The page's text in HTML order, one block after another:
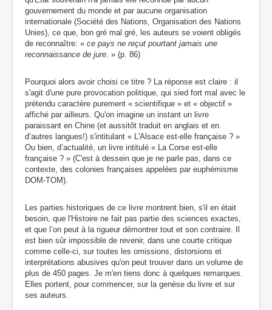
gouvernement du monde et par aucune organisation
internationale (Société des Nations, Organisation des Nations
Unies), ce que, bon gré mal gré, les auteurs se voient obligés
de reconnaître: « ce pays ne reçut pourtant jamais une
reconnaissance de jure. » (p. 86)
Pourquoi alors avoir choisi ce titre ? La réponse est claire : il
s'agit d'une pure provocation politique, qui sied fort mal avec le
prétendu caractère purement « scientifique » et « objectif »
affiché par ailleurs. Qu'on imagine un instant un livre
paraissant en Chine (et aussitôt traduit en anglais et en
d’autres langues!) s'intitulant « L'Alsace est-elle française ? »
Ou bien, d’actualité, un livre intitulé « La Corse est-elle
française ? » (C'est à dessein que je ne parle pas, dans ce
contexte, des colonies françaises appelées par euphémisme
DOM-TOM).
Les parties historiques de ce livre montrent bien, s'il en était
besoin, que l'Histoire ne fait pas partie des sciences exactes,
et que l’on peut à la rigueur démontrer tout et son contraire. Il
est bien sûr impossible de revenir, dans une courte critique
comme celle-ci, sur toutes les omissions, distorsions et
interprétations abusives qu'on peut trouver dans un volume de
plus de 450 pages. Je m'en tiens donc à quelques remarques.
Elles portent, pour commencer, sur la genèse du livre et sur
ses auteurs.